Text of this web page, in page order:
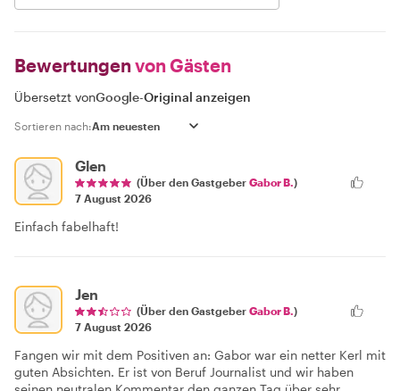
Bewertungen von Gästen
Übersetzt vonGoogle-Original anzeigen
Sortieren nach:
Glen
(Über den Gastgeber Gabor B.)
7 August 2026
Einfach fabelhaft!
Jen
(Über den Gastgeber Gabor B.)
7 August 2026
Fangen wir mit dem Positiven an: Gabor war ein netter Kerl mit
guten Absichten. Er ist von Beruf Journalist und wir haben